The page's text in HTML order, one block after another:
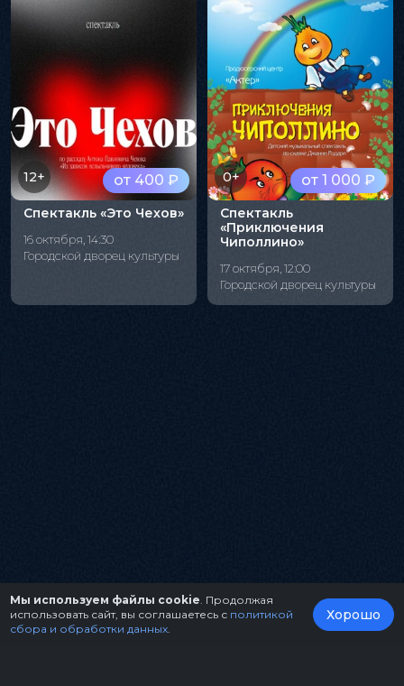
от 400 ₽
12+
Спектакль «Это Чехов»
16 октября, 14:30
Городской дворец культуры
от 1 000 ₽
0+
Спектакль
«Приключения
Чиполлино»
17 октября, 12:00
Городской дворец культуры
Мы используем файлы cookie . Продолжая
использовать сайт, вы соглашаетесь с политикой
сбора и обработки данных
Хорошо